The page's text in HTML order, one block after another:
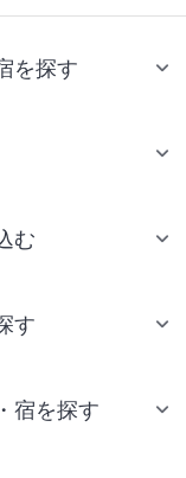
を探す
む
す
宿を探す